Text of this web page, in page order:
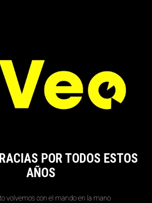
POR TODOS ESTOS
AÑOS
volvemos con el mando en la mano